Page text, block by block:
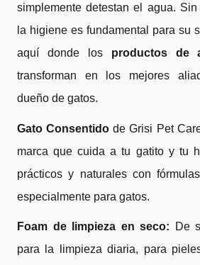
simplemente detestan el agua.
la higiene es fundamental para su
aquí donde los productos de
transforman en los mejores
dueño de gatos.
Gato Consentido de Grisi Pet
marca que cuida a tu gatito y tu
prácticos y naturales con
especialmente para gatos.
Foam de limpieza en seco:
De
para la limpieza diaria, para